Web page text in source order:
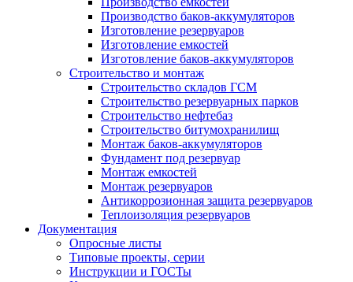
Производство баков-аккумуляторов
Изготовление резервуаров
Изготовление емкостей
Изготовление баков-аккумуляторов
Строительство и монтаж
Строительство складов ГСМ
Строительство резервуарных парков
Строительство нефтебаз
Строительство битумохранилищ
Монтаж баков-аккумуляторов
Фундамент под резервуар
Монтаж емкостей
Монтаж резервуаров
Антикоррозионная защита резервуаров
Теплоизоляция резервуаров
Документация
Опросные листы
Типовые проекты, серии
Инструкции и ГОСТы